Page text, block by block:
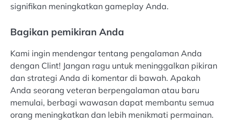
signifikan meningkatkan gameplay Anda.
Bagikan pemikiran Anda
Kami ingin mendengar tentang pengalaman Anda
dengan Clint! Jangan ragu untuk meninggalkan pikiran
dan strategi Anda di komentar di bawah. Apakah
Anda seorang veteran berpengalaman atau baru
memulai, berbagi wawasan dapat membantu semua
orang meningkatkan dan lebih menikmati permainan.